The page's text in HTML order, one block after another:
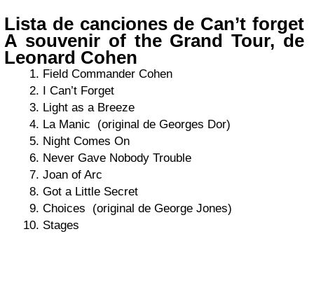
Lista de canciones de Can’t forget
A souvenir of the Grand Tour, de
Leonard Cohen
Field Commander Cohen
I Can’t Forget
Light as a Breeze
La Manic (original de Georges Dor)
Night Comes On
Never Gave Nobody Trouble
Joan of Arc
Got a Little Secret
Choices (original de George Jones)
Stages